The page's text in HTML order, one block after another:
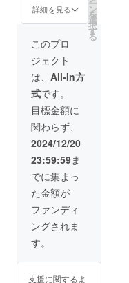
れる場
す。
認証番
け予定
て 発送
は2025
年２月
予定で
す。ご
注文状
況、使
用材料
状況、
製造工
程上の
都合等
により
出荷時
期が遅
りま
す。
チスク
リーン)
USB
3.2
Type-C
ポート
×1（10
Gbps，
Display
Port
1.4）
microS
D 3.0
カード
スロッ
ト×1 技
適マー
ク刻印
付き 技
適本体
■ お届
16GB
スト
ジ：
512GB
カ
ラー：
アーク
ティッ
クブ
ラック
バッテ
リー：
6000m
Ah（25
W，PD
急速充
電） 10
点マル
チタッ
チ(タッ
対応
419PPI
/ リフ
シュ
レート
60Hz
SoC：
Snapdr
agon
G3x
Gen2
CPU：
最大
3.36GH
z
GPU：
動作ク
ロック
1GHz
メモ
リ：
レー
語説明
書は
ページ
（https:
//www.a
ya-
neo.jp/
manual
）に公
開 ■ 主
な仕様
3.92イ
ンチ / 有
機EL
ディス
プレイ
（OLED
） /
1240×1
080 /
レッ
してお
りませ
R1/R2
，L1/L2
背面ボ
タンス
ペア入
り 国内
１年間
サポー
ト（株
式会社
天空）
取扱説
明書
（英語/
中国
語） ※
発売後
に日本
Web
詳細を見る ー
ン
を
選
択
す
る
このプロ
ジェクト
は、 All-In方
式です。
目標金額に
関わらず、
2024/12/20
23:59:59ま
でに集まっ
た金額が
ファンディ
ングされま
す。
支援に関するよ